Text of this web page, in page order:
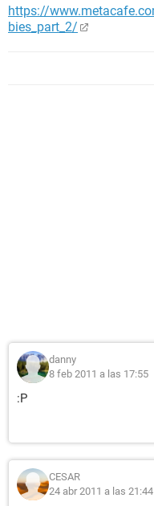
https://
bies_part_2/
danny
8 feb 2011 a las 17:55
:P
CESAR
24 abr 2011 a las 21:44